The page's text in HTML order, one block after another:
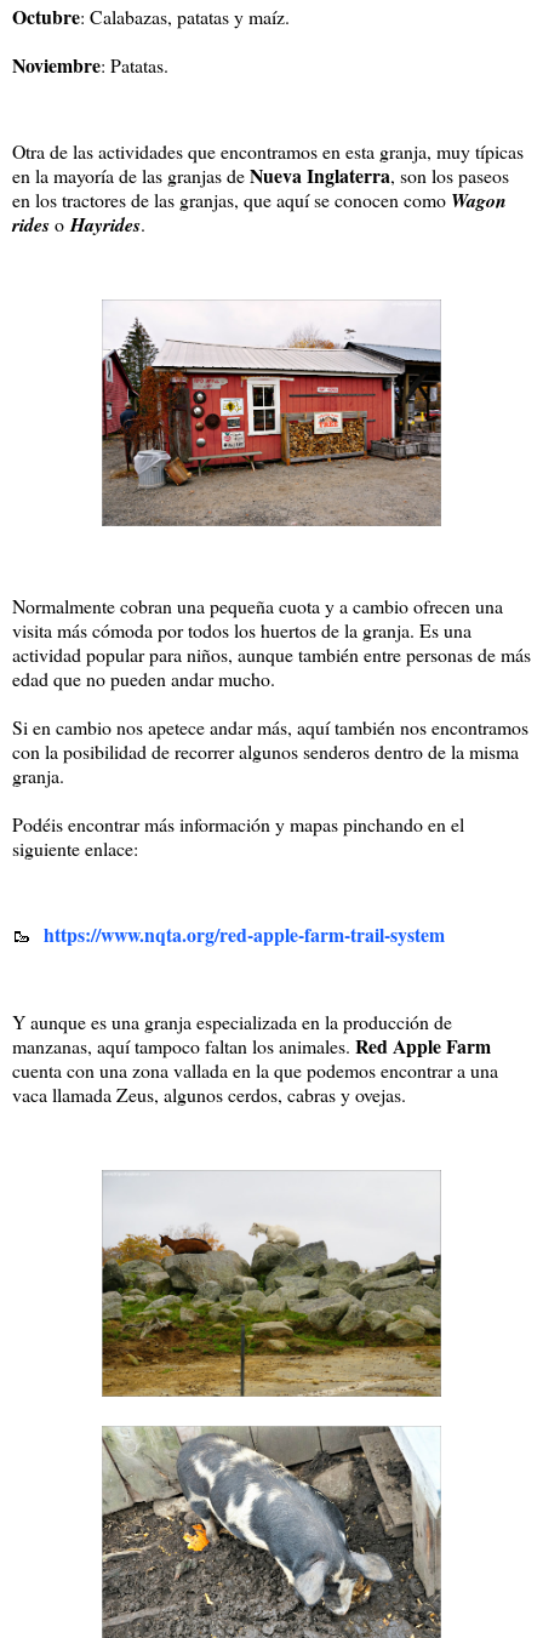
Octubre: Calabazas, patatas y maíz.
Noviembre: Patatas.
Otra de las actividades que encontramos en esta granja, muy típicas
en la mayoría de las granjas deNueva Inglaterra, son los paseos
en los tractores de las granjas, que aquí se conocen como Wagon
ridesoHayrides.
Normalmente cobran una pequeña cuota y a cambio ofrecen una
visita más cómoda por todos los huertos de la granja. Es una
actividad popular para niños, aunque también entre personas de más
edad que no pueden andar mucho.
Si en cambio nos apetece andar más, aquí también nos encontramos
con la posibilidad de recorrer algunos senderos dentro de la misma
granja.
Podéis encontrar más información y mapas pinchando en el
siguiente enlace:
🥾 https://www.nqta.org/red-apple-farm-trail-system
Y aunque es una granja especializada en la producción de
manzanas, aquí tampoco faltan los animales. Red Apple Farm
cuenta con una zona vallada en la que podemos encontrar a una
vaca llamada Zeus, algunos cerdos, cabras y ovejas.